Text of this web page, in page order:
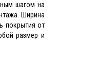
шагом на
Ширина
покрытия от
размер и